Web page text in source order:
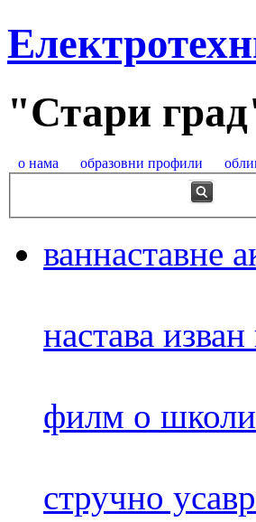
"Стари
о нама образовни профили
ваннаставне
настава
филм о школи
стручно